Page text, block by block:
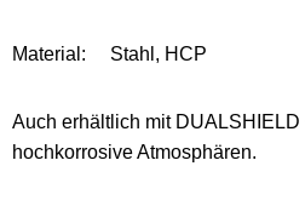
Material: Stahl, HCP
Auch erhältlich mit
hochkorrosive Atmosphären.